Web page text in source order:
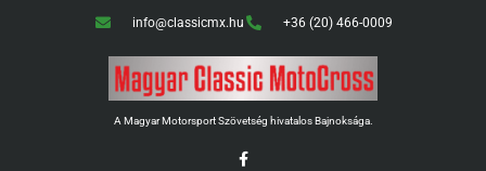
info@classicmx.hu +36 (20) 466-0009
A Magyar Motorsport Szövetség hivatalos Bajnoksága.
a